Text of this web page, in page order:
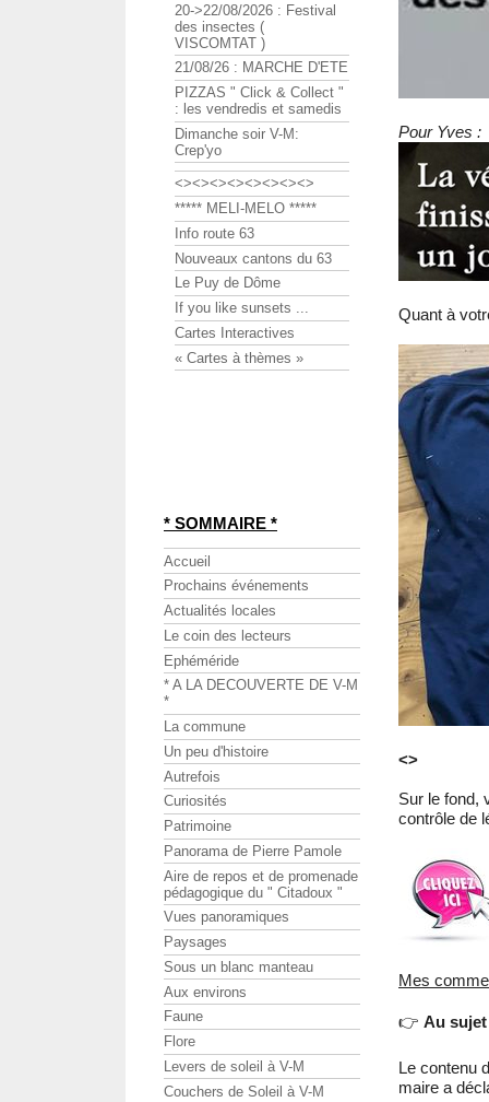
Pour Yves :
Quant à
<>
Sur le fond,
contrôle de
Mes
👉 Au
Le contenu
maire a
20->22/08/2026 : Festival
des insectes (
VISCOMTAT )
21/08/26 : MARCHE D'ETE
PIZZAS " Click & Collect "
: les vendredis et samedis
Dimanche soir V-M:
Crep'yo
<><><><><><><><>
***** MELI-MELO *****
Info route 63
Nouveaux cantons du 63
Le Puy de Dôme
If you like sunsets ...
Cartes Interactives
« Cartes à thèmes »
* SOMMAIRE *
Accueil
Prochains événements
Actualités locales
Le coin des lecteurs
Ephéméride
* A LA DECOUVERTE DE V-M
*
La commune
Un peu d'histoire
Autrefois
Curiosités
Patrimoine
Panorama de Pierre Pamole
Aire de repos et de promenade
pédagogique du " Citadoux "
Vues panoramiques
Paysages
Sous un blanc manteau
Aux environs
Faune
Flore
Levers de soleil à V-M
Couchers de Soleil à V-M